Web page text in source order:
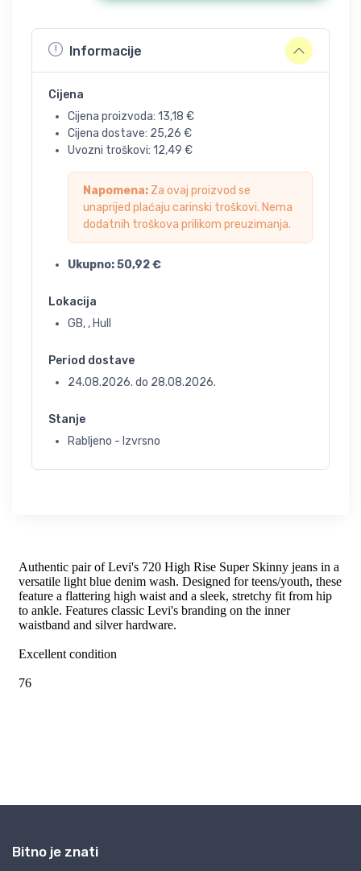
Informacije
Cijena
Cijena proizvoda: 13,18 €
Cijena dostave: 25,26 €
Uvozni troškovi: 12,49 €
Napomena: Za ovaj proizvod se
unaprijed plaćaju carinski troškovi. Nema
dodatnih troškova prilikom preuzimanja.
Ukupno:50,92€
Lokacija
GB, , Hull
Period dostave
24.08.2026. do 28.08.2026.
Stanje
Rabljeno - Izvrsno
Bitno je znati